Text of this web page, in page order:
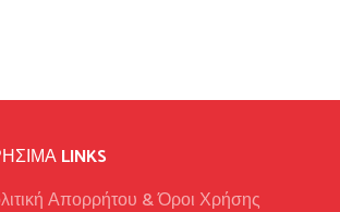
LINKS
Απορρήτου & Όροι Χρήσης